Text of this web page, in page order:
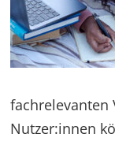
fachrelevanten
Nutzer:innen